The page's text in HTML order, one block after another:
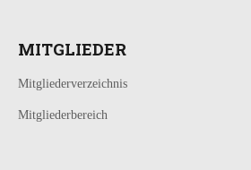
MITGLIEDER
Mitgliederverzeichnis
Mitgliederbereich